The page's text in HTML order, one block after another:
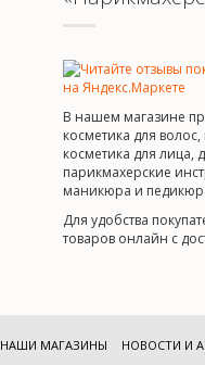
В нашем магазине
косметика для
косметика для лица,
парикмахерские
маникюра и
Для удобства
товаров онлайн с
НАШИ МАГАЗИНЫ НОВОСТИ И